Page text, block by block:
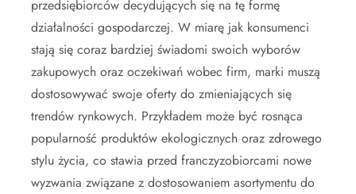
przedsiębiorców decydujących się na tę formę
działalności gospodarczej. W miarę jak konsumenci
stają się coraz bardziej świadomi swoich wyborów
zakupowych oraz oczekiwań wobec firm, marki muszą
dostosowywać swoje oferty do zmieniających się
trendów rynkowych. Przykładem może być rosnąca
popularność produktów ekologicznych oraz zdrowego
stylu życia, co stawia przed franczyzobiorcami nowe
wyzwania związane z dostosowaniem asortymentu do